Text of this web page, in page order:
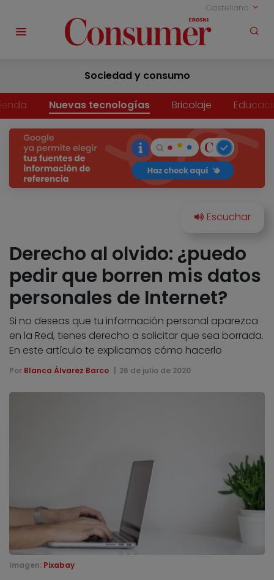
Castellano
Sociedad y consumo
Nuevas tecnologías Bricolaje
Derecho al olvido: ¿puedo
pedir que borren mis datos
personales de Internet?
Si no deseas que tu información personal aparezca
en la Red, tienes derecho a solicitar que sea borrada.
En este artículo te explicamos cómo hacerlo
Por Blanca Álvarez Barco 26 de julio de 2020
Imagen: Pixabay